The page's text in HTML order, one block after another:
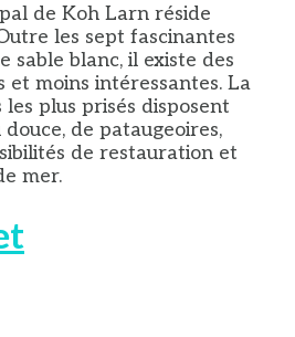
de Koh Larn réside
les sept fascinantes
sable blanc, il existe des
et moins intéressantes. La
plus prisés disposent
de pataugeoires,
de restauration et
mer.